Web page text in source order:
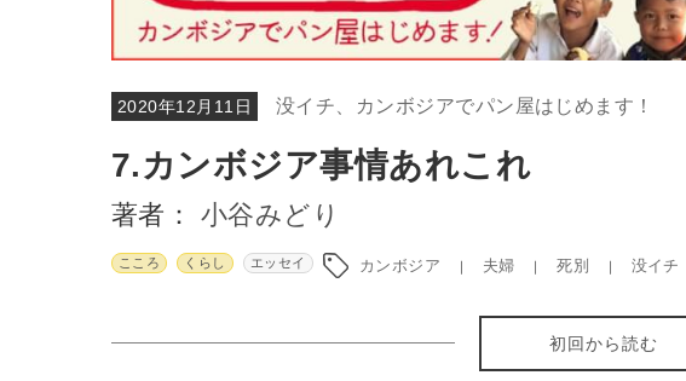
2020年12月11日 没イチ、カンボジアでパン屋はじめます！
7.カンボジア事情あれこれ
著者： 小谷みどり
こころ くらし エッセイ カンボジア 夫婦 死別 没イチ
初回から読む